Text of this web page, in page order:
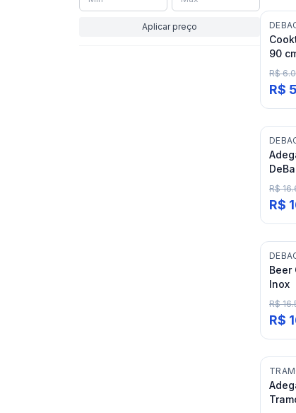
Aplicar preço
90
R$
R$
R$
R$
Beer
Inox
R$
R$